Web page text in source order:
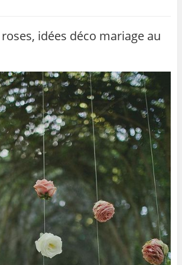
eridées déco mariage au